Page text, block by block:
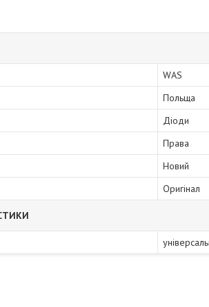
WAS
Польща
Діоди
Права
Новий
Оригінал